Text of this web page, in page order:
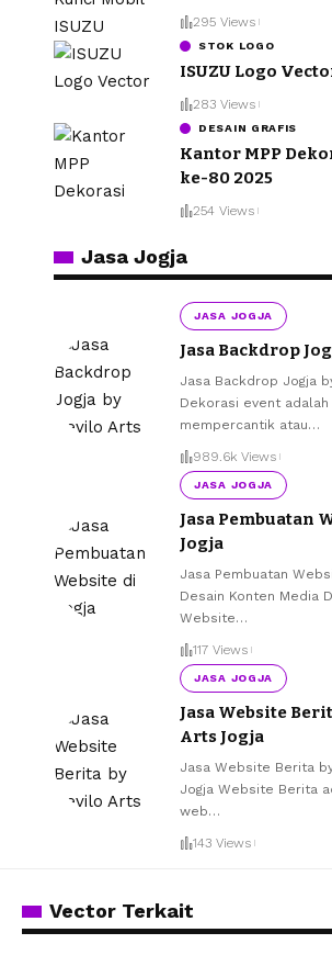
295 Views
STOK LOGO
ISUZU Logo
283 Views
DESAIN GRAFIS
Kantor MPP
ke-80 2025
254 Views
Jasa Jogja
JASA JOGJA
Jasa Backdrop
Jasa Backdrop Jogja
Dekorasi event
mempercantik atau…
989.6k Views
JASA JOGJA
Jasa Pembuatan
Jogja
Jasa Pembuatan
Desain Konten Media
Website…
117 Views
JASA JOGJA
Jasa Website
Arts Jogja
Jasa Website Berita
Jogja Website Berita
web…
143 Views
Vector Terkait